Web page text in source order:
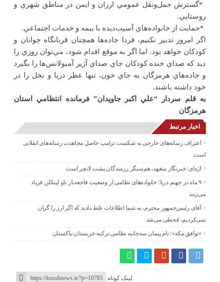
*گسترش حمل‌ونقل عمومي ارزان و ايمن در مناطق شهري و
روستايي.
*حمايت از خانواده‌هاي آسيب‌ديده با بيمه و خدمات اجتماعي.
اگر امروز تدبير نکنيم، فردا جاده‌ها همچنان قربانگاه جوانان و
کودکان خواهد بود. اما اگر به موقع اقدام شود، مي‌توان روزي را
ديد که صداي خنده کودکان جاي صداي آژير آمبولانس‌ها را بگيرد
و جاده‌هاي هرمزگان به جاي خون، تنها عطر دريا و نخل را در
خود داشته باشند.
به قلم سردار “علي اکبر جاويدان” فرمانده انتظامي استان
هرمزگان
اخبار مرتبط
اعتراف رسانه‌های خارجی به شکست ترامپ حاصل مجاهدت رسانه‌های انقلابی
است
اژه‌ای: خبرنگار متعهد، هم‌سنگر رزمندگان پشت لانچر است
۹ ماه در جهنم دریا؛ خانواده‌های نظامی از وضعیت فاجعه‌بار ناو لینکلن فریاد
می‌زنند
آقای رئیس‌جمهور محترم، به شما اطلاعات غلط دادند که اگر ارز را گران
نمی‌کردیم، قحطی می‌شد
«توافق مکه»؛ نام پیمان سه‌جانبه نظامی ترکیه-عربستان-پاکستان
لینک کوتاه